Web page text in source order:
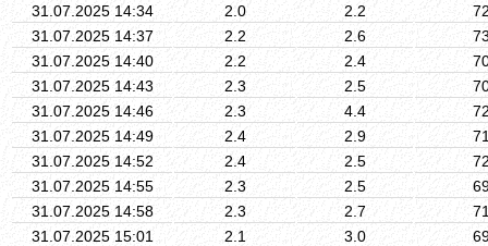
31.07.2025 14:34
2.0 2.2
31.07.2025 14:37
2.2 2.6
31.07.2025 14:40
2.2 2.4
31.07.2025 14:43
2.3 2.5
31.07.2025 14:46
2.3 4.4
31.07.2025 14:49
2.4 2.9
31.07.2025 14:52
2.4 2.5
31.07.2025 14:55
2.3 2.5
31.07.2025 14:58
2.3 2.7
31.07.2025 15:01
2.1 3.0